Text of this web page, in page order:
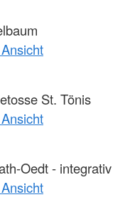
St. Tönis
Oedt - integrativ